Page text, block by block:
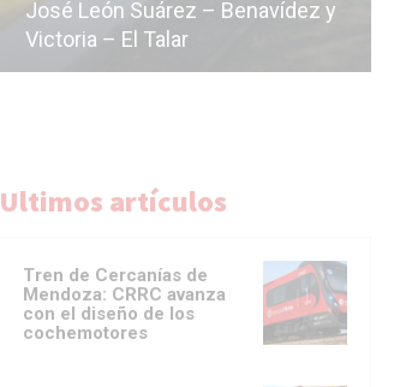
José León Suárez – Benavídez y
Victoria – El Talar
Ultimos artículos
Tren de Cercanías de
Mendoza: CRRC avanza
con el diseño de los
cochemotores